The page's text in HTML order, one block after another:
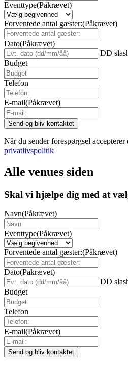
Eventtype(Påkrævet)
Forventede antal gæster:(Påkrævet)
Dato(Påkrævet)
DD
Budget
Telefon
E-mail(Påkrævet)
Når du sender forespørgsel
privatlivspolitik
Alle venues siden
Skal vi hjælpe dig med at
Navn(Påkrævet)
Eventtype(Påkrævet)
Forventede antal gæster:(Påkrævet)
Dato(Påkrævet)
DD
Budget
Telefon
E-mail(Påkrævet)